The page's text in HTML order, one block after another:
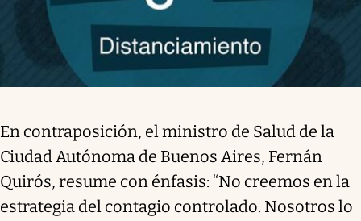
En contraposición, el ministro de Salud de la
Ciudad Autónoma de Buenos Aires, Fernán
Quirós, resume con énfasis: “No creemos en la
estrategia del contagio controlado. Nosotros lo